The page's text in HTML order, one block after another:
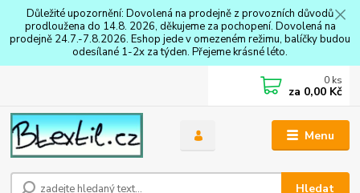
Důležité upozornění: Dovolená na prodejně z provozních důvodů
prodloužena do 14.8. 2026, děkujeme za pochopení. Dovolená na
prodejně 24.7.-7.8.2026. Eshop jede v omezeném režimu, balíčky budou
odesílané 1-2x za týden. Přejeme krásné léto.
Menu
Hledat
0 ks
za 0,00 Kč